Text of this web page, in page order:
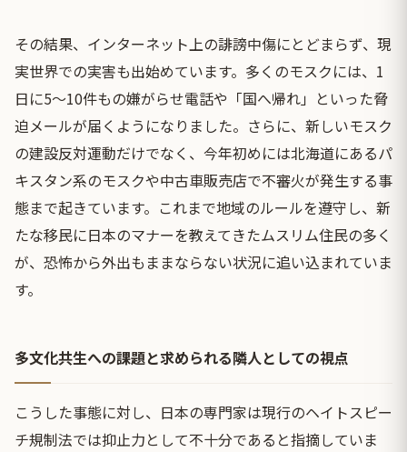
その結果、インターネット上の誹謗中傷にとどまらず、現
実世界での実害も出始めています。多くのモスクには、1
日に5〜10件もの嫌がらせ電話や「国へ帰れ」といった脅
迫メールが届くようになりました。さらに、新しいモスク
の建設反対運動だけでなく、今年初めには北海道にあるパ
キスタン系のモスクや中古車販売店で不審火が発生する事
態まで起きています。これまで地域のルールを遵守し、新
たな移民に日本のマナーを教えてきたムスリム住民の多く
が、恐怖から外出もままならない状況に追い込まれていま
す。
多文化共生への課題と求められる隣人としての視点
こうした事態に対し、日本の専門家は現行のヘイトスピー
チ規制法では抑止力として不十分であると指摘していま